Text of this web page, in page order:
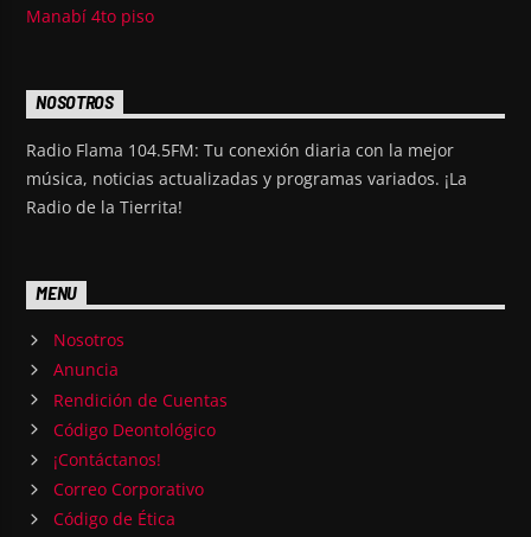
Manabí 4to piso
NOSOTROS
Radio Flama 104.5FM: Tu conexión diaria con la mejor
música, noticias actualizadas y programas variados. ¡La
Radio de la Tierrita!
MENU
Nosotros
Anuncia
Rendición de Cuentas
Código Deontológico
¡Contáctanos!
Correo Corporativo
Código de Ética